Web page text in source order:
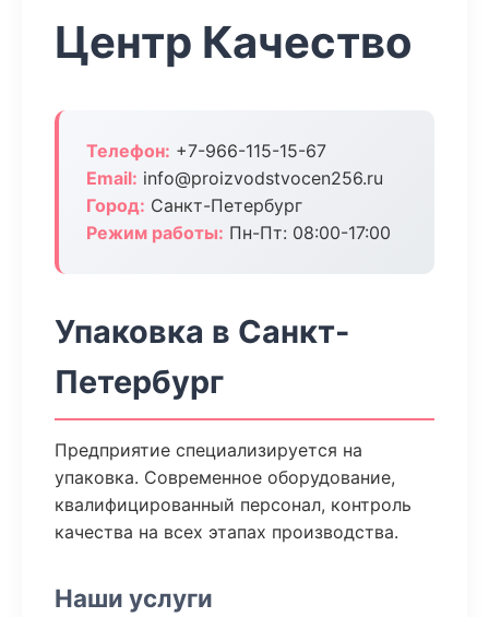
Центр Качество
Телефон: +7-966-115-15-67
Email: info@proizvodstvocen256.ru
Город: Санкт-Петербург
Режим работы: Пн-Пт: 08:00-17:00
Упаковка в Санкт-
Петербург
Предприятие специализируется на
упаковка. Современное оборудование,
квалифицированный персонал, контроль
качества на всех этапах производства.
Наши услуги